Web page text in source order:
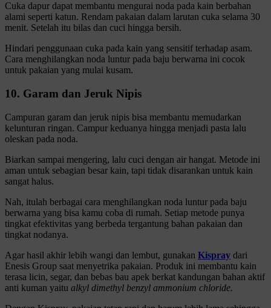
Cuka dapur dapat membantu mengurai noda pada kain berbahan
alami seperti katun. Rendam pakaian dalam larutan cuka selama 30
menit. Setelah itu bilas dan cuci hingga bersih.
Hindari penggunaan cuka pada kain yang sensitif terhadap asam.
Cara menghilangkan noda luntur pada baju berwarna ini cocok
untuk pakaian yang mulai kusam.
10. Garam dan Jeruk Nipis
Campuran garam dan jeruk nipis bisa membantu memudarkan
kelunturan ringan. Campur keduanya hingga menjadi pasta lalu
oleskan pada noda.
Biarkan sampai mengering, lalu cuci dengan air hangat. Metode ini
aman untuk sebagian besar kain, tapi tidak disarankan untuk kain
sangat halus.
Nah, itulah berbagai cara menghilangkan noda luntur pada baju
berwarna yang bisa kamu coba di rumah. Setiap metode punya
tingkat efektivitas yang berbeda tergantung bahan pakaian dan
tingkat nodanya.
Agar hasil akhir lebih wangi dan lembut, gunakan Kispray dari
Enesis Group saat menyetrika pakaian. Produk ini membantu kain
terasa licin, segar, dan bebas bau apek berkat kandungan bahan aktif
anti kuman yaitu alkyl dimethyl benzyl ammonium chloride.